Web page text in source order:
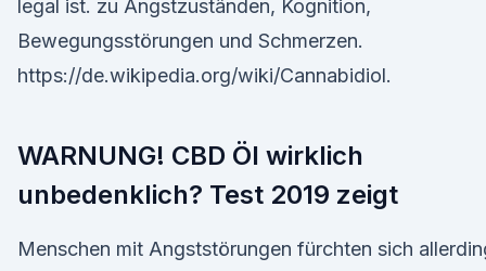
legal ist. zu Angstzuständen, Kognition,
Bewegungsstörungen und Schmerzen.
https://de.wikipedia.org/wiki/Cannabidiol.
WARNUNG! CBD Öl wirklich
unbedenklich? Test 2019 zeigt
Menschen mit Angststörungen fürchten sich